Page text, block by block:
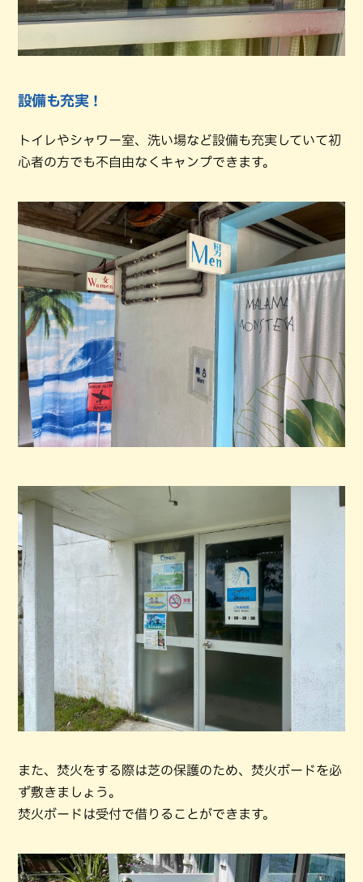
設備も充実！
トイレやシャワー室、洗い場など設備も充実していて初
心者の方でも不自由なくキャンプできます。
また、焚火をする際は芝の保護のため、焚火ボードを必
ず敷きましょう。
焚火ボードは受付で借りることができます。